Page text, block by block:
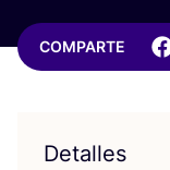
COMPARTE
Detalles